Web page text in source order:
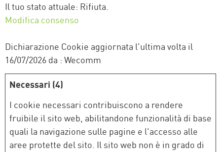
Il tuo stato attuale: Rifiuta.
Modifica consenso
Dichiarazione Cookie aggiornata l'ultima volta il
16/07/2026 da :
Necessari (4)
I cookie necessari contribuiscono a rendere
fruibile il sito web, abilitandone funzionalità di base
quali la navigazione sulle pagine e l'accesso alle
aree protette del sito. Il sito web non è in grado di